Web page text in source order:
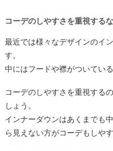
コーデのしやすさを重視する
最近では様々なデザインのイ
す。
中にはフードや襟がついてい
コーデのしやすさを重視する
しょう。
インナーダウンはあくまでも
ら見えない方がコーデもしや